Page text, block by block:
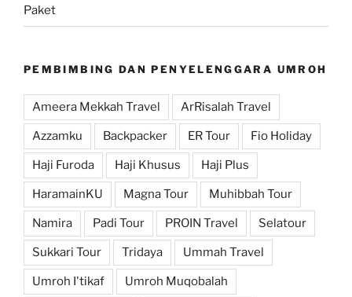
Paket
PEMBIMBING DAN PENYELENGGARA UMROH
Ameera Mekkah Travel ArRisalah Travel
Azzamku Backpacker ER Tour Fio Holiday
Haji Furoda Haji Khusus Haji Plus
HaramainKU Magna Tour Muhibbah Tour
Namira Padi Tour PROIN Travel Selatour
Sukkari Tour Tridaya Ummah Travel
Umroh I'tikaf Umroh Muqobalah